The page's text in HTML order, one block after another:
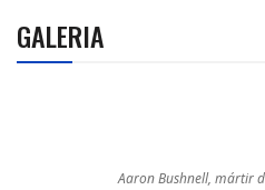
GALERIA
Aaron Bushnell, mártir